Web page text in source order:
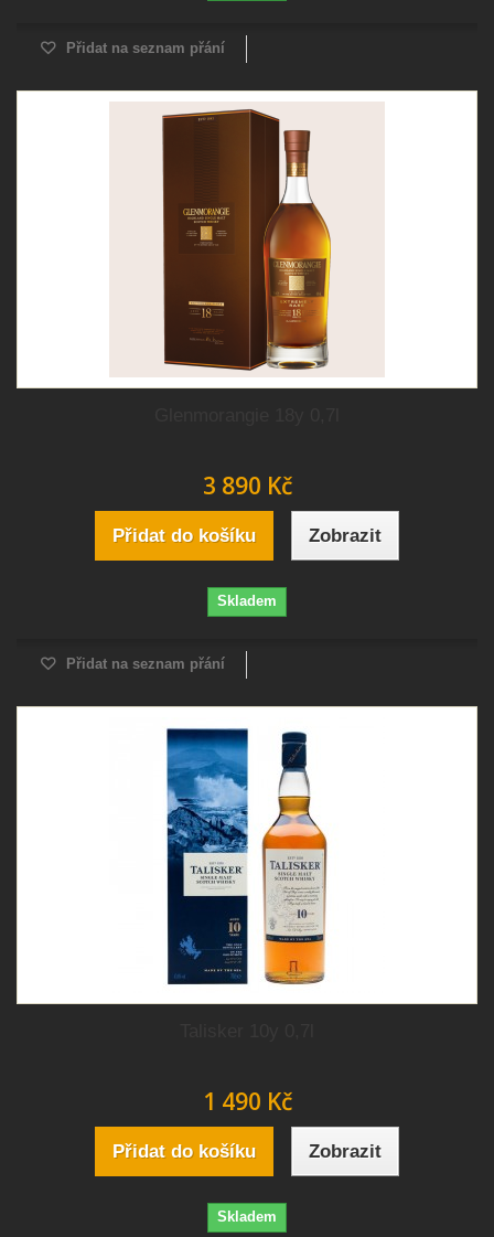
Přidat na seznam přání
3 890 Kč
Přidat do košíku Zobrazit
Skladem
Přidat na seznam přání
1 490 Kč
Přidat do košíku Zobrazit
Skladem